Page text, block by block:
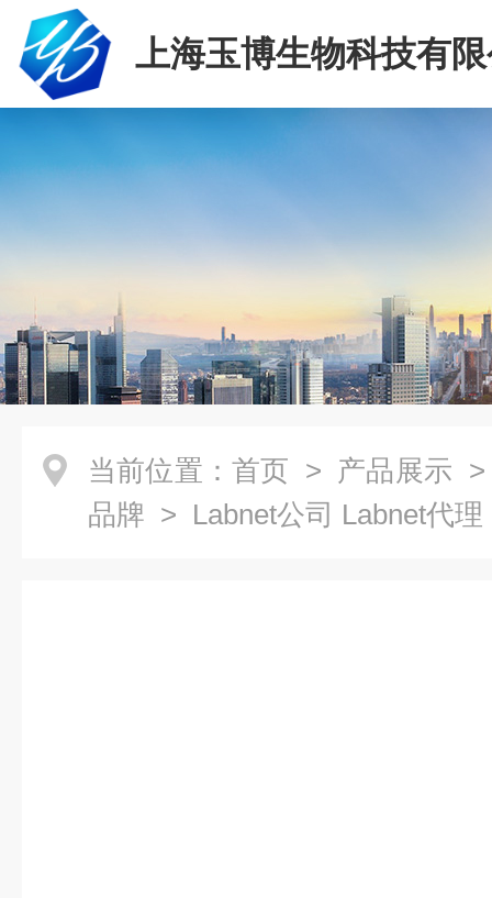
上海玉博生物科技有
当前位置： 首页 > 产品展示
品牌 > Labnet公司 Labnet代理